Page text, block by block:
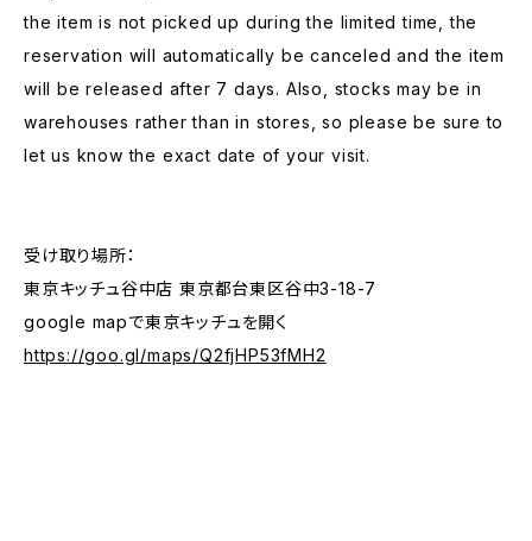
the item is not picked up during the limited time, the
reservation will automatically be canceled and the item
will be released after 7 days. Also, stocks may be in
warehouses rather than in stores, so please be sure to
let us know the exact date of your visit.
受け取り場所：
東京キッチュ谷中店 東京都台東区谷中3-18-7
google mapで東京キッチュを開く
https://goo.gl/maps/Q2fjHP53fMH2